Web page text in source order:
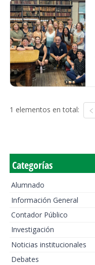
1 elementos en total:
Categorías
Alumnado
Información General
Contador Público
Investigación
Noticias institucionales
Debates